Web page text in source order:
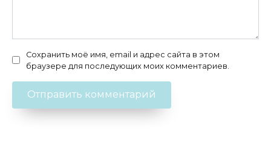
Сохранить моё имя, email и адрес сайта в этом
браузере для последующих моих комментариев.